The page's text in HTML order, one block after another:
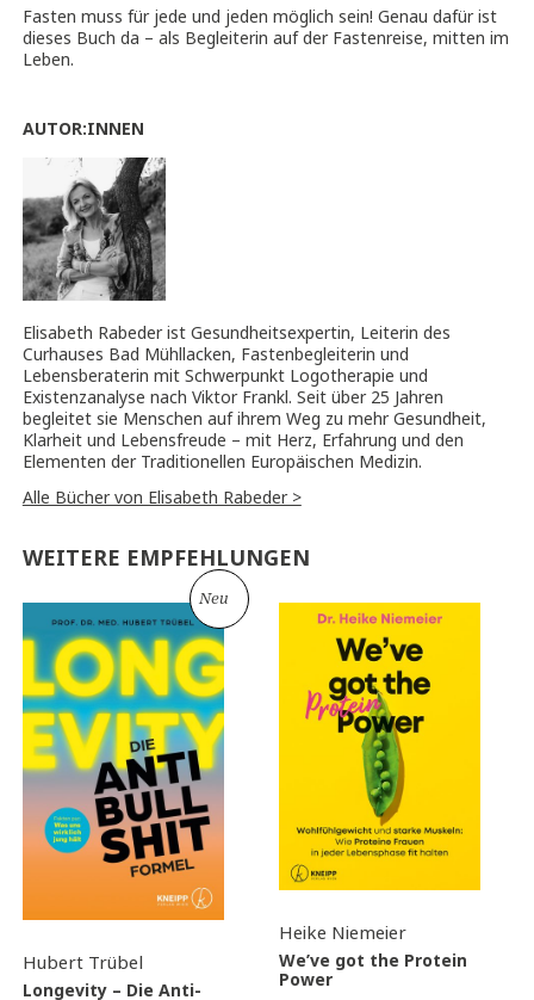
Fasten muss für jede und jeden möglich sein! Genau dafür ist
dieses Buch da – als Begleiterin auf der Fastenreise, mitten im
Leben.
AUTOR:INNEN
Elisabeth Rabeder ist Gesundheitsexpertin, Leiterin des
Curhauses Bad Mühllacken, Fastenbegleiterin und
Lebensberaterin mit Schwerpunkt Logotherapie und
Existenzanalyse nach Viktor Frankl. Seit über 25 Jahren
begleitet sie Menschen auf ihrem Weg zu mehr Gesundheit,
Klarheit und Lebensfreude – mit Herz, Erfahrung und den
Elementen der Traditionellen Europäischen Medizin.
Alle Bücher von Elisabeth Rabeder >
WEITERE EMPFEHLUNGEN
Neu
Hubert Trübel
Longevity – Die Anti-
Heike Niemeier
We’ve got the Protein
Power